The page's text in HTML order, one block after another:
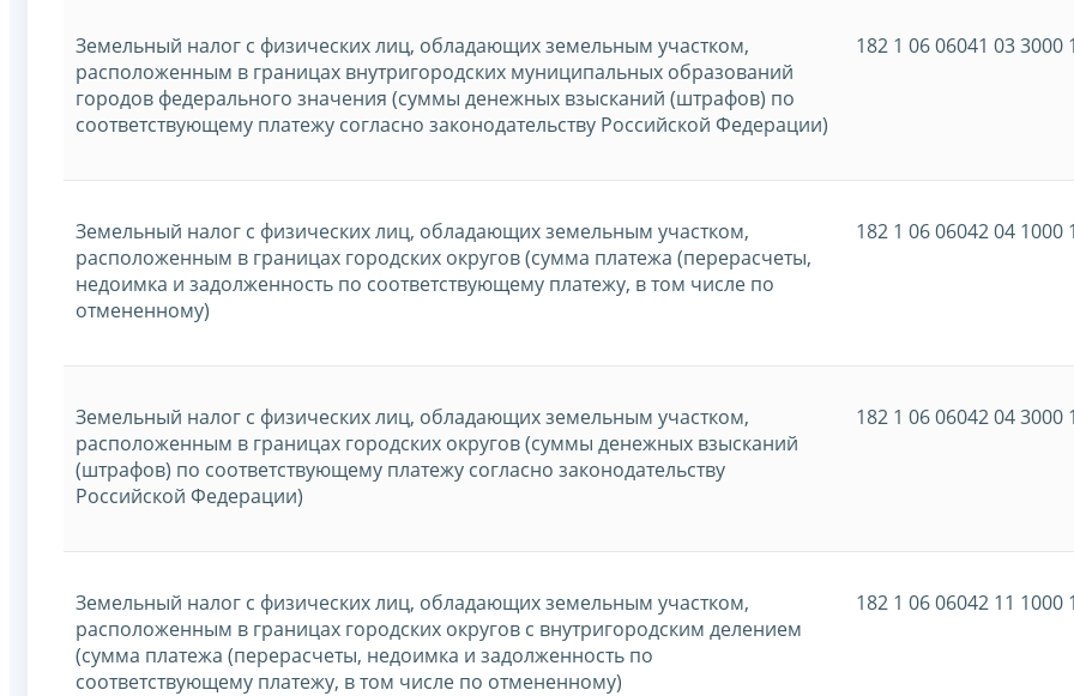
Земельный налог с физических лиц, обладающих земельным участком,
расположенным в границах внутригородских муниципальных образований
городов федерального значения (суммы денежных взысканий (штрафов) по
соответствующему платежу согласно законодательству Российской Федерации)
182 1 06 06041 03 3000
Земельный налог с физических лиц, обладающих земельным участком,
расположенным в границах городских округов (сумма платежа (перерасчеты,
недоимка и задолженность по соответствующему платежу, в том числе по
отмененному)
182 1 06 06042 04 1000
Земельный налог с физических лиц, обладающих земельным участком,
расположенным в границах городских округов (суммы денежных взысканий
(штрафов) по соответствующему платежу согласно законодательству
Российской Федерации)
182 1 06 06042 04 3000
Земельный налог с физических лиц, обладающих земельным участком,
расположенным в границах городских округов с внутригородским делением
(сумма платежа (перерасчеты, недоимка и задолженность по
соответствующему платежу, в том числе по отмененному)
182 1 06 06042 11 1000